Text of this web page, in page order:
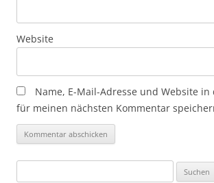
Website
Name, E-Mail-Adresse und Website in
für meinen nächsten Kommentar